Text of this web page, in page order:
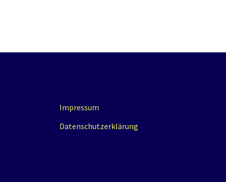
Impressum
Datenschutzerklärung